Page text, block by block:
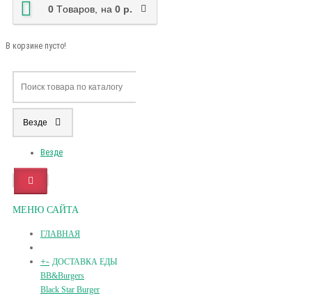
0 Tоваров, на 0 р.
В корзине пусто!
Везде
Везде
МЕНЮ САЙТА
ГЛАВНАЯ
+- ДОСТАВКА ЕДЫ
BB&Burgers
Black Star Burger